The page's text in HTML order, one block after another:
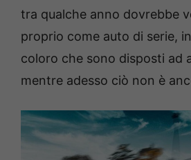
tra qualche anno dovrebbe
proprio come auto di serie,
coloro che sono disposti ad
mentre adesso ciò non è